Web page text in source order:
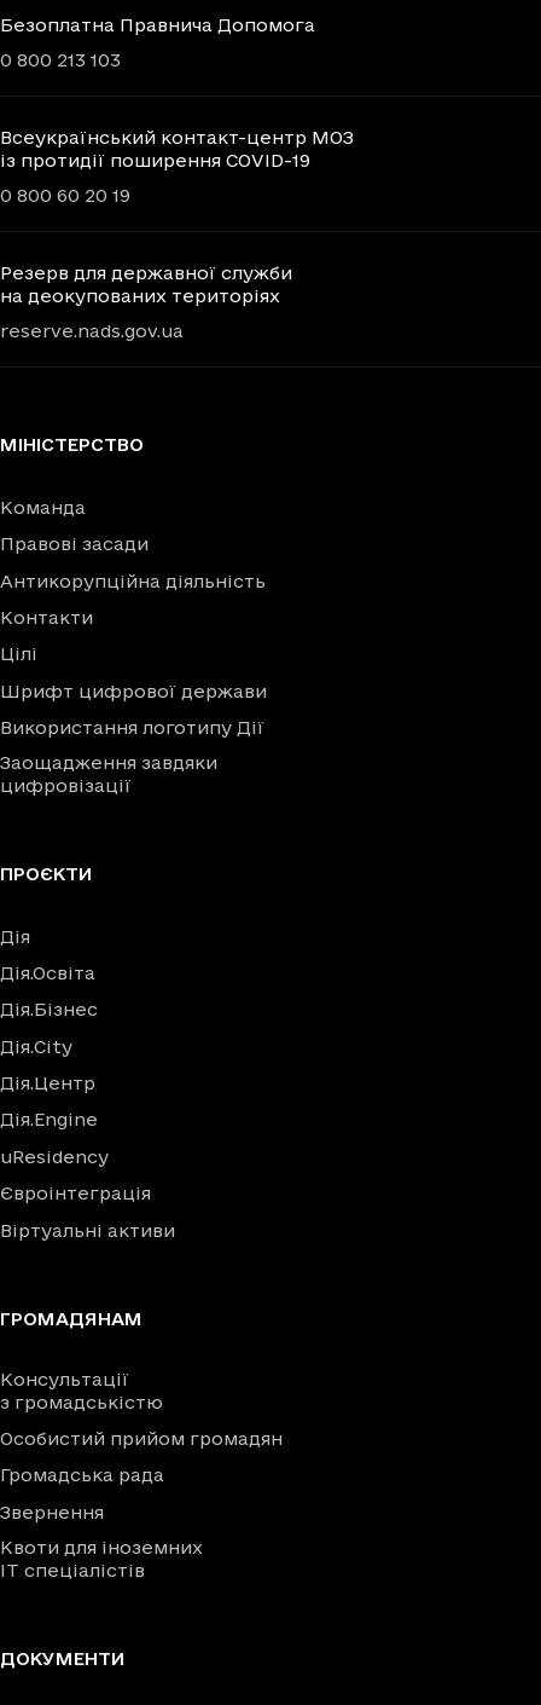
Безоплатна Правнича Допомога
0 800 213 103
Всеукраїнський контакт-центр МОЗ
із протидії поширення COVID-19
0 800 60 20 19
Резерв для державної служби
на деокупованих територіях
reserve.nads.gov.ua
МІНІСТЕРСТВО
Команда
Правові засади
Антикорупційна діяльність
Контакти
Цілі
Шрифт цифрової держави
Використання логотипу Дії
Заощадження завдяки
цифровізації
ПРОЄКТИ
Дія
Дія.Освіта
Дія.Бізнес
Дія.City
Дія.Центр
Дія.Engine
uResidency
Євроінтеграція
Віртуальні активи
ГРОМАДЯНАМ
Консультації
з громадськістю
Особистий прийом громадян
Громадська рада
Звернення
Квоти для іноземних
IT спеціалістів
ДОКУМЕНТИ